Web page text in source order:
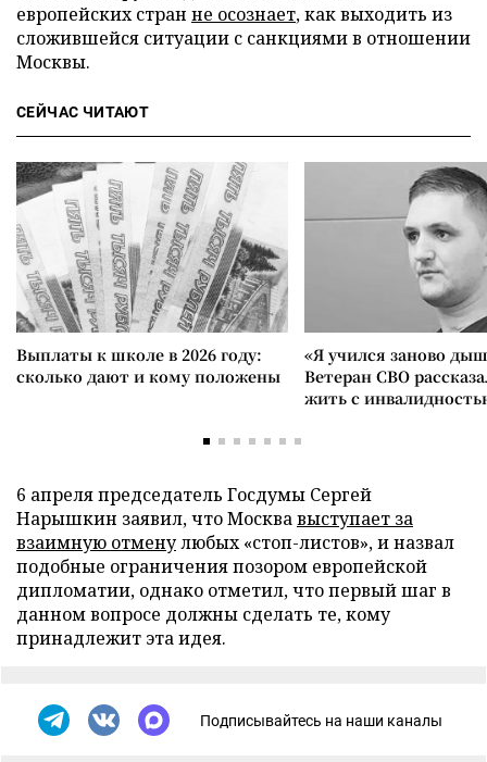
европейских стран не осознает, как выходить из
сложившейся ситуации с санкциями в отношении
Москвы.
СЕЙЧАС ЧИТАЮТ
Выплаты к школе в 2026 году:
сколько дают и кому положены
«Я учился заново
Ветеран СВО
жить с
6 апреля председатель Госдумы Сергей
Нарышкин заявил, что Москвавыступает за
взаимную отменулюбых «стоп-листов», и назвал
подобные ограничения позором европейской
дипломатии, однако отметил, что первый шаг в
данном вопросе должны сделать те, кому
принадлежит эта идея.
Подписывайтесь на наши каналы